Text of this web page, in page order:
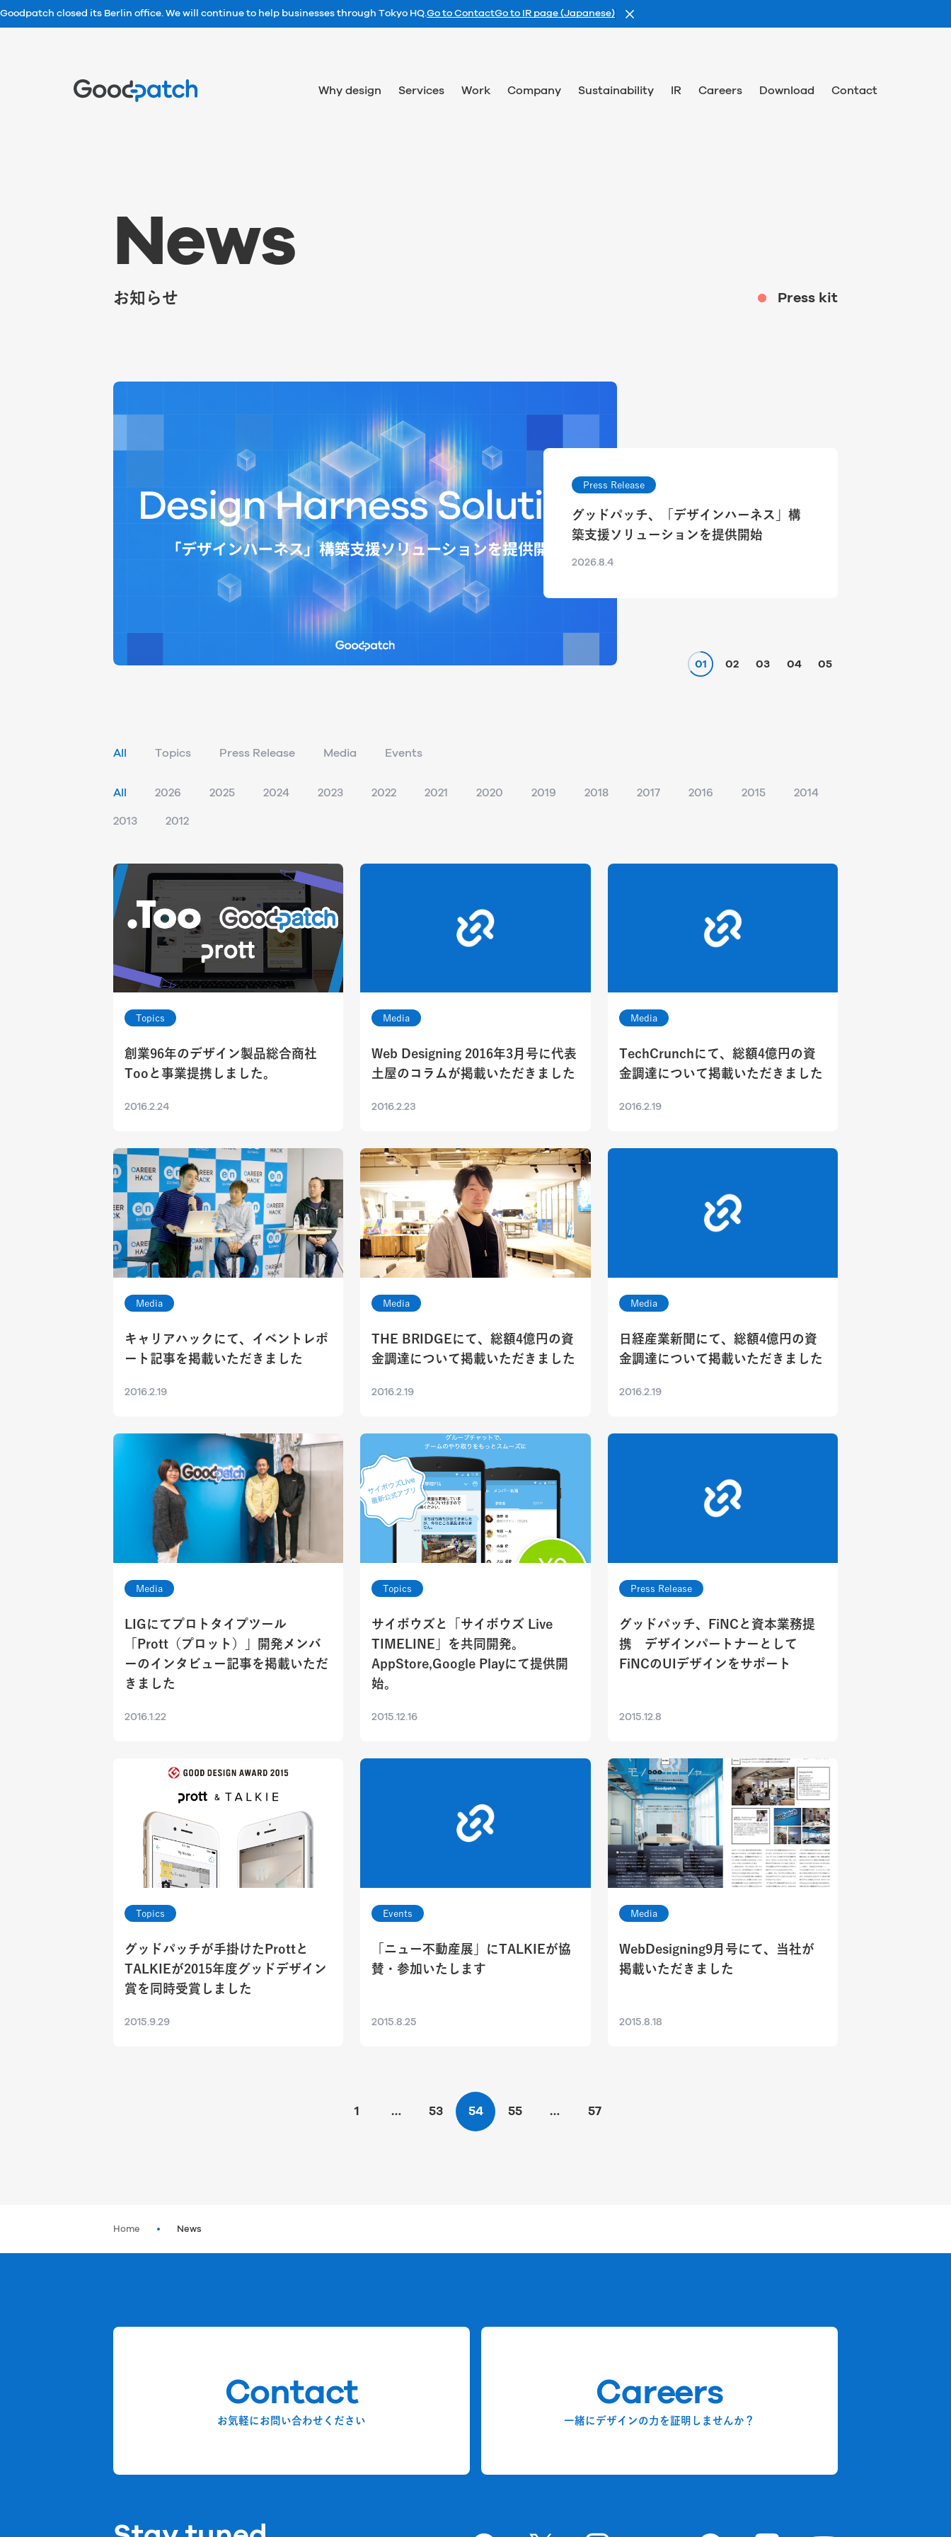
Goodpatch closed its Berlin office. We will continue to help businesses through Tokyo HQ.Go to ContactGo to IR page (Japanese)
Why design Services Work Company Sustainability IR Careers Download Contact
N ews
お知らせ Press kit
Press Release
グッドパッチ、「デザインハーネス」構
築支援ソリューションを提供開始
2026.8.4
01 02 03 04 05
All Topics Press Release Media Events
All 2026 2025 2024 2023 2022 2021 2020 2019 2018 2017 2016 2015 2014
2013 2012
Topics
創業96年のデザイン製品総合商社
Tooと事業提携しました。
2016.2.24
Media
Web Designing 2016年3月号に代表
土屋のコラムが掲載いただきました
2016.2.23
Media
TechCrunchにて、総額4億円の資
金調達について掲載いただきました
2016.2.19
Media
キャリアハックにて、イベントレポ
ート記事を掲載いただきました
2016.2.19
Media
THE BRIDGEにて、総額4億円の資
金調達について掲載いただきました
2016.2.19
Media
日経産業新聞にて、総額4億円の資
金調達について掲載いただきました
2016.2.19
Media
LIGにてプロトタイプツール
「Prott（プロット）」開発メンバ
ーのインタビュー記事を掲載いただ
きました
2016.1.22
Topics
サイボウズと「サイボウズ Live
TIMELINE」を共同開発。
AppStore,Google Playにて提供開
始。
2015.12.16
Press Release
グッドパッチ、FiNCと資本業務提
携 デザインパートナーとして
FiNCのUIデザインをサポート
2015.12.8
Topics
グッドパッチが手掛けたProttと
TALKIEが2015年度グッドデザイン
賞を同時受賞しました
2015.9.29
Events
「ニュー不動産展」にTALKIEが協
賛・参加いたします
2015.8.25
Media
WebDesigning9月号にて、当社が
掲載いただきました
2015.8.18
1 … 53 54 55 … 57
Home News
Contact
お気軽にお問い合わせください
Careers
一緒にデザインの力を証明しませんか？